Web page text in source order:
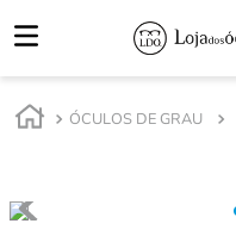
ÓCULOS DE GRAU